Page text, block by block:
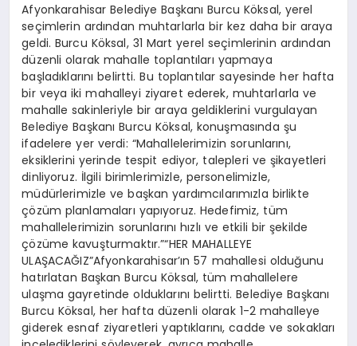
Afyonkarahisar Belediye Başkanı Burcu Köksal, yerel
seçimlerin ardından muhtarlarla bir kez daha bir araya
geldi. Burcu Köksal, 31 Mart yerel seçimlerinin ardından
düzenli olarak mahalle toplantıları yapmaya
başladıklarını belirtti. Bu toplantılar sayesinde her hafta
bir veya iki mahalleyi ziyaret ederek, muhtarlarla ve
mahalle sakinleriyle bir araya geldiklerini vurgulayan
Belediye Başkanı Burcu Köksal, konuşmasında şu
ifadelere yer verdi: “Mahallelerimizin sorunlarını,
eksiklerini yerinde tespit ediyor, talepleri ve şikayetleri
dinliyoruz. İlgili birimlerimizle, personelimizle,
müdürlerimizle ve başkan yardımcılarımızla birlikte
çözüm planlamaları yapıyoruz. Hedefimiz, tüm
mahallelerimizin sorunlarını hızlı ve etkili bir şekilde
çözüme kavuşturmaktır.”“HER MAHALLEYE
ULAŞACAĞIZ”Afyonkarahisar’ın 57 mahallesi olduğunu
hatırlatan Başkan Burcu Köksal, tüm mahallelere
ulaşma gayretinde olduklarını belirtti. Belediye Başkanı
Burcu Köksal, her hafta düzenli olarak 1-2 mahalleye
giderek esnaf ziyaretleri yaptıklarını, cadde ve sokakları